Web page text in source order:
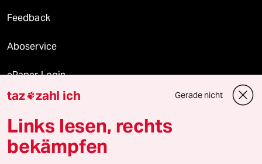
Feedback
Aboservice
ePaper Login
Downloads für Abonnierende
© 2026 taz Verlags und Vertriebs GmbH
taz zahl ich Gerade nicht
Links lesen, rechts
bekämpfen